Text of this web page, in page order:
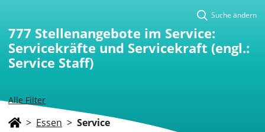
Alle Filter
Suche ändern
777 Stellenangebote im Service:
Servicekräfte und Servicekraft (engl.:
Service Staff)
> Essen > Service